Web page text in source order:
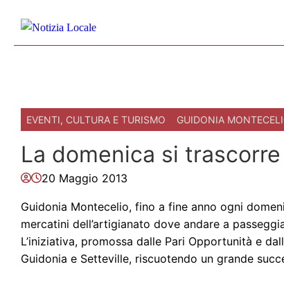
EVENTI, CULTURA E TURISMO GUIDONIA
La domenica si
20 Maggio 2013
Guidonia Montecelio, fino a fine anno ogni
mercatini dell’artigianato dove andare a
L’iniziativa, promossa dalle Pari Opportunità e
Guidonia e Setteville, riscuotendo un grande